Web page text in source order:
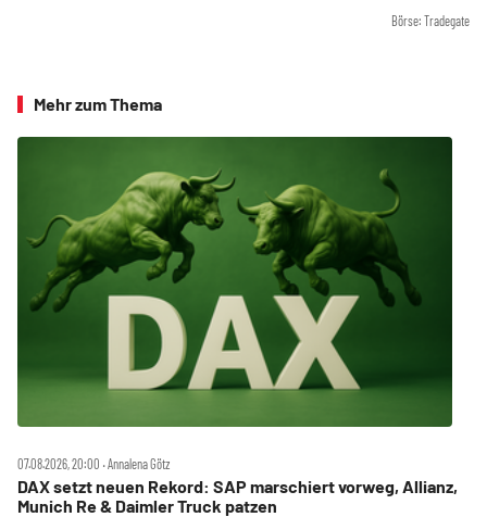
Börse: Tradegate
Mehr zum Thema
07.08.2026, 20:00 ‧ Annalena Götz
DAX setzt neuen Rekord: SAP marschiert vorweg, Allianz,
Munich Re & Daimler Truck patzen